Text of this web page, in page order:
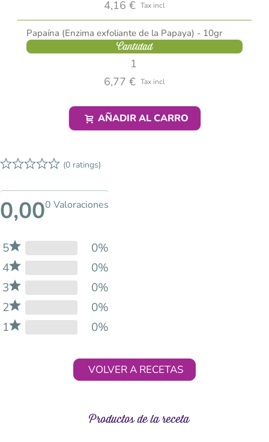
4,16 € Tax incl
Papaína (Enzima exfoliante de la Papaya) - 10gr
Cantidad
6,77 € Tax incl
AÑADIR AL CARRO
(0 ratings)
0,000 Valoraciones
5
0%
4
0%
3
0%
2
0%
1
0%
VOLVER A RECETAS
Productos de la receta